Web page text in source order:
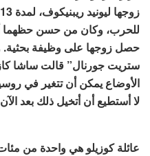
للحرب، وكان من حسن حظهما
حصل زوجها على وظيفة
ستريت جورنال” قالت ساشا
الأوضاع يمكن أن تتغير في
لا أستطيع أن أتخيل ذلك بعد
عائلة كوزيلو هي واحدة من